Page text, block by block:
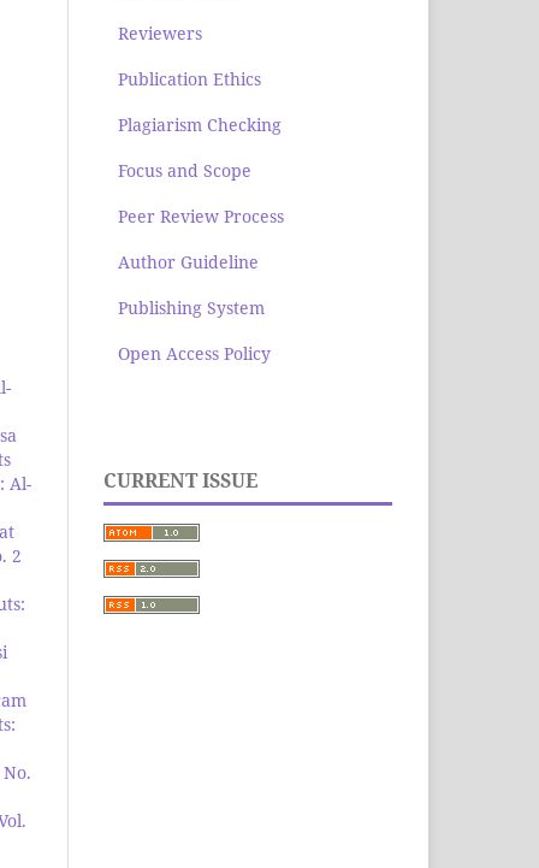
Al-
2
Reviewers
Publication Ethics
Plagiarism Checking
Focus and Scope
Peer Review Process
Author Guideline
Publishing System
Open Access Policy
CURRENT ISSUE